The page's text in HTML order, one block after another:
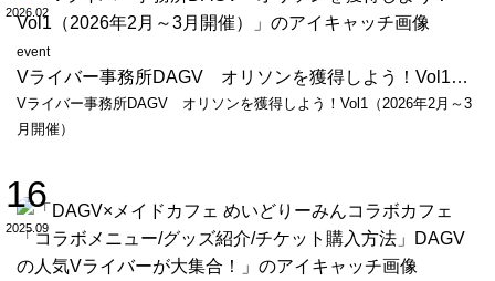
2026.02
event
Vライバー事務所DAGV オリソンを獲得しよう！Vol1（2026年2月～3月開催）
Vライバー事務所DAGV オリソンを獲得しよう！Vol1（2026年2月～3
月開催）
16
2025.09